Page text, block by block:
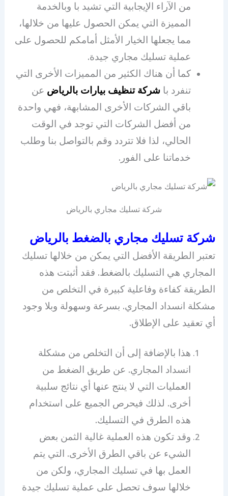
من الآراء الإيجابية التي تشيد با وبالخدمة
المميزة التي يمكن الحصول عليها من خلالها،
مما يجعلها الخيار الأمثل أمامكم للحصول على
عملية تسليك مجاري جيدة.
كما أن هناك الكثير من المميزات الأخرى التي
تنفرد با شركة تنظيف بيارات بالرياض عن
باقي الشركات الأخرى المشابهة، فهي واحدة
من أفضل الشركات التي توجد في الوقت
الحالي، لذا فلا تتردد وقم بالتواصل بنا وطلب
خدماتنا على الفور.
شركة تسليك مجاري بالرياض
شركة تسليك مجاري بالضغط بالرياض
تعتبر الطريقة الأفضل التي يمكن من خلالها تسليك
المجاري هي التسليك بالضغط. فقد أثبتت هذه
الطريقة كفاءة وفاعلية كبيرة في التخلص من
مشكلة انسداد المجاري. بسرعة وسهولة وبلا وجود
أي تعقيد على الإطلاق.
هذا بالإضافة إلى أن التخلص من مشكلة
انسداد المجاري. عن طريق الضغط من
العمليات التي لا ينتج عنها أي نتائج سلبية
أخرى. لذلك فيحرص الجميع على استخدام
هذه الطرق في التسليك.
وقد تكون هذه العملية غالية الثمن بعض
الشيء عن باقي الطرق الأخرى. التي يتم
العمل بها في تسليك المجاري، ولكن من
خلالها سوف تحصل على عملية تسليك جيدة